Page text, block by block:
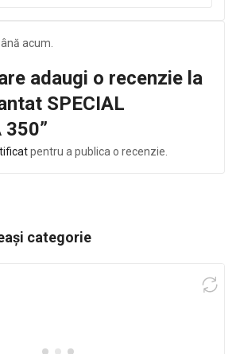
acum.
adaugi o recenzie la
SPECIAL
350”
pentru a publica o recenzie.
categorie